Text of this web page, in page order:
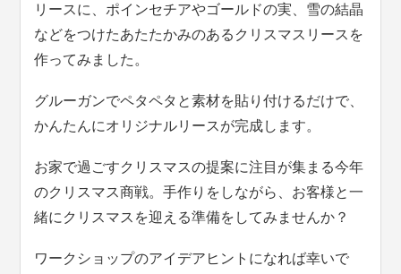
リースに、ポインセチアやゴールドの実、雪の結晶
などをつけたあたたかみのあるクリスマスリースを
作ってみました。
グルーガンでペタペタと素材を貼り付けるだけで、
かんたんにオリジナルリースが完成します。
お家で過ごすクリスマスの提案に注目が集まる今年
のクリスマス商戦。手作りをしながら、お客様と一
緒にクリスマスを迎える準備をしてみませんか？
ワークショップのアイデアヒントになれば幸いで